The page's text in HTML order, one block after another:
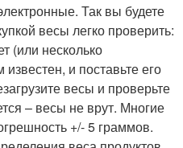
Так вы будете
весы легко проверить:
(или несколько
и поставьте его
весы и проверьте
– весы не врут. Многие
+/- 5 граммов.